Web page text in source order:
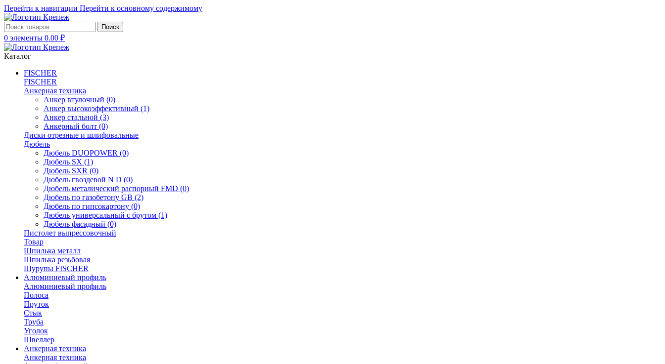
Перейти к навигации Перейти к основному содержимому
Поиск
0 элементы 0.00 ₽
Каталог
FISCHER
FISCHER
Анкерная техника
Анкер втулочный (0)
Анкер высокоэффективный (1)
Анкер стальной (3)
Анкерный болт (0)
Диски отрезные и шлифовальные
Дюбель
Дюбель DUOPOWER (0)
Дюбель SX (1)
Дюбель SXR (0)
Дюбель гвоздевой N D (0)
Дюбель металический распорный FMD (0)
Дюбель по газобетону GB (2)
Дюбель по гипсокартону (0)
Дюбель универсальный с брутом (1)
Дюбель фасадный (0)
Пистолет выпрессовочный
Товар
Шпилька металл
Шпилька резьбовая
Шурупы FISCHER
Алюминиевый профиль
Алюминиевый профиль
Полоса
Пруток
Стык
Труба
Уголок
Швеллер
Анкерная техника
Анкерная техника